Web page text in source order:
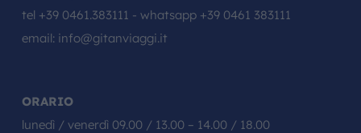
tel +39 0461.383111 - whatsapp +39 0461 383111
email: info@gitanviaggi.it
ORARIO
lunedì / venerdì 09.00 / 13.00 – 14.00 / 18.00